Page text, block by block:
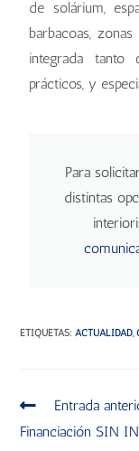
de solárium,
barbacoas,
integrada tanto
prácticos, y
Para
distintas
ETIQUETAS:ACTUALIDAD,
Entrada
Financiación SIN